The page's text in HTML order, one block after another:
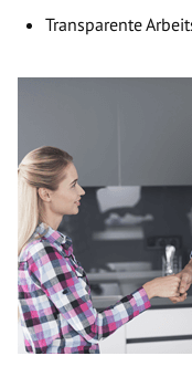
Transparente